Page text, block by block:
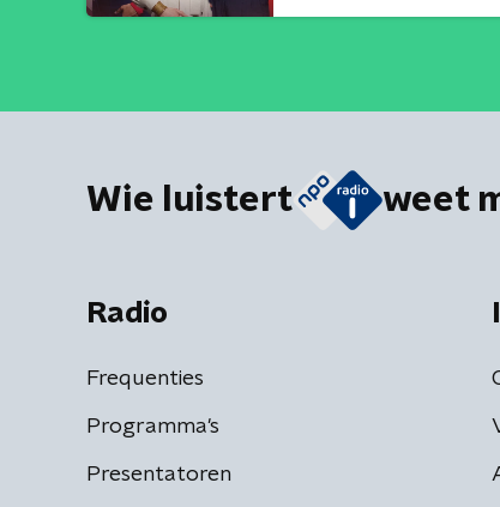
Wie luistert weet
Radio
Frequenties
Programma's
Presentatoren